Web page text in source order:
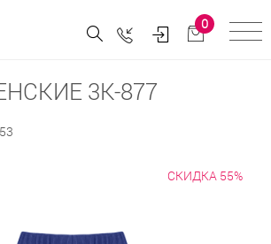
0
3К-877
СКИДКА 55%